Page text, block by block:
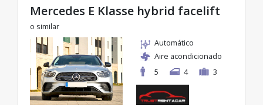
Mercedes E Klasse hybrid facelift
o similar
Automático
Aire acondicionado
5
4 3